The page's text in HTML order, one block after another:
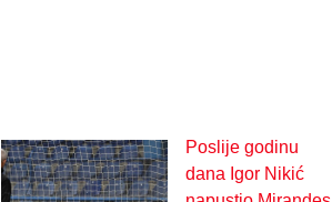
Poslije godinu
dana Igor Nikić